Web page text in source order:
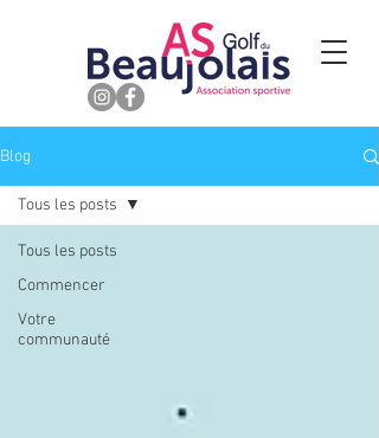
Blog
Tous les posts
Commencer
Votre
communauté
Tous les posts